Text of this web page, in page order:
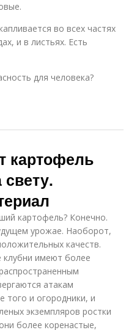
во всех частях
и в листьях. Есть
для человека?
картофель
картофель? Конечно.
урожае. Наоборот,
качеств.
имеют более
атакам
того и огородники, и
экземпляров ростки
более коренастые,